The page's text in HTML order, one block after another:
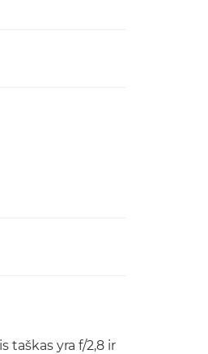
taškas yra f/2,8 ir